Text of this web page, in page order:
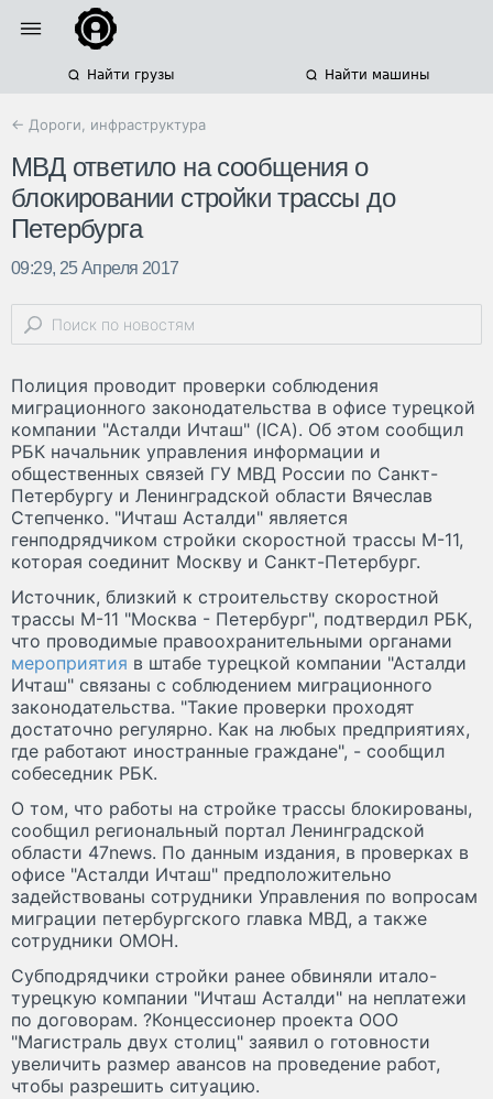
Найти грузы Найти машины
← Дороги, инфраструктура
МВД ответило на сообщения о
блокировании стройки трассы до
Петербурга
09:29, 25 Апреля 2017
Полиция проводит проверки соблюдения
миграционного законодательства в офисе турецкой
компании "Асталди Ичташ" (ICA). Об этом сообщил
РБК начальник управления информации и
общественных связей ГУ МВД России по Санкт-
Петербургу и Ленинградской области Вячеслав
Степченко. "Ичташ Асталди" является
генподрядчиком стройки скоростной трассы М-11,
которая соединит Москву и Санкт-Петербург.
Источник, близкий к строительству скоростной
трассы М-11 "Москва - Петербург", подтвердил РБК,
что проводимые правоохранительными органами
мероприятия в штабе турецкой компании "Асталди
Ичташ" связаны с соблюдением миграционного
законодательства. "Такие проверки проходят
достаточно регулярно. Как на любых предприятиях,
где работают иностранные граждане", - сообщил
собеседник РБК.
О том, что работы на стройке трассы блокированы,
сообщил региональный портал Ленинградской
области 47news. По данным издания, в проверках в
офисе "Асталди Ичташ" предположительно
задействованы сотрудники Управления по вопросам
миграции петербургского главка МВД, а также
сотрудники ОМОН.
Субподрядчики стройки ранее обвиняли итало-
турецкую компании "Ичташ Асталди" на неплатежи
по договорам. ?Концессионер проекта ООО
"Магистраль двух столиц" заявил о готовности
увеличить размер авансов на проведение работ,
чтобы разрешить ситуацию.